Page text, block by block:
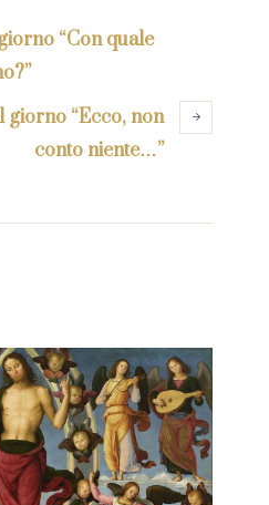
“Con quale
giorno “Ecco, non
conto niente…”